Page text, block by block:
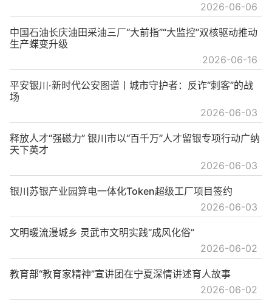
2026-06-06
2026-06-16
中国石油长庆油田采油三厂“大前指”“大监控”双核驱动推动
生产蝶变升级
2026-06-03
平安银川·新时代公安图谱丨城市守护者：反诈“刺客”的战
场
2026-06-03
释放人才“强磁力” 银川市以“百千万”人才留银专项行动广纳
天下英才
2026-06-03
银川苏银产业园算电一体化Token超级工厂项目签约
2026-06-02
文明暖流漫城乡 灵武市文明实践“成风化俗”
2026-06-02
教育部“教育家精神”宣讲团在宁夏深情讲述育人故事